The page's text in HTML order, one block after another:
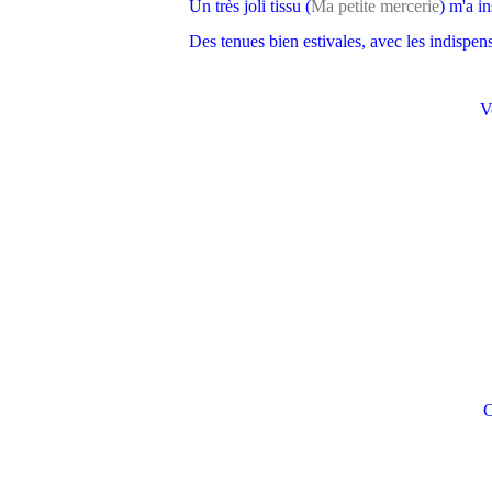
Un très joli tissu (Ma petite mercerie) m'a
Des tenues bien estivales, avec les